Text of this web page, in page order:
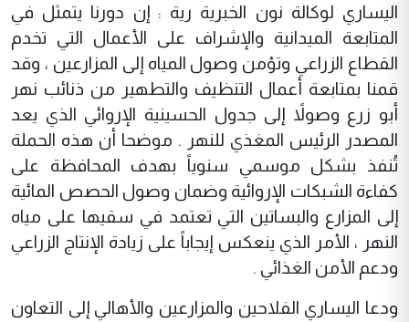
اليساري لوكالة نون الخبرية رية : إن دورنا يتمثل في
المتابعة الميدانية والإشراف على الأعمال التي تخدم
القطاع الزراعي وتؤمن وصول المياه إلى المزارعين ، وقد
قمنا بمتابعة أعمال التنظيف والتطهير من ذنائب نهر
أبو زرع وصولاً إلى جدول الحسينية الإروائي الذي يعد
المصدر الرئيس المغذي للنهر . موضحا أن هذه الحملة
تُنفذ بشكل موسمي سنوياً بهدف المحافظة على
كفاءة الشبكات الإروائية وضمان وصول الحصص المائية
إلى المزارع والبساتين التي تعتمد في سقيها على مياه
النهر ، الأمر الذي ينعكس إيجاباً على زيادة الإنتاج الزراعي
ودعم الأمن الغذائي .
ودعا اليساري الفلاحين والمزارعين والأهالي إلى التعاون